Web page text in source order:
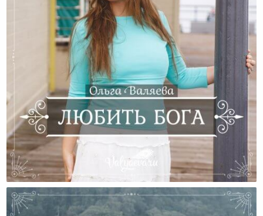
Любить Бога